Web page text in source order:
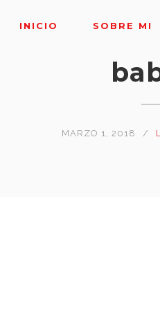
INICIO SOBRE MI
MARZO 1, 2018